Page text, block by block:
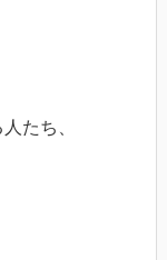
たち、